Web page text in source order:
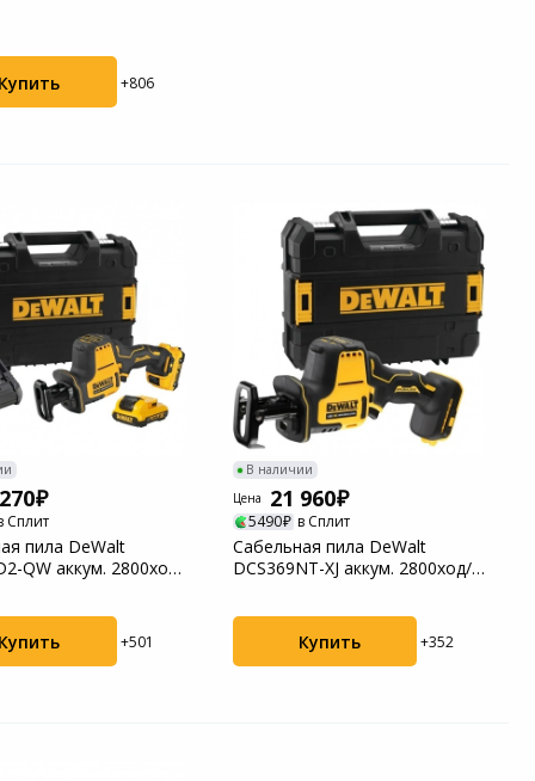
Купить +806
Сплит
пила DeWalt
QW аккум. 2800ход/
Купить +501
В наличии
Цена
21 960
5490 в Сплит
Сабельная пила DeWalt
DCS369NT-XJ аккум. 2800ход/
Купить +352